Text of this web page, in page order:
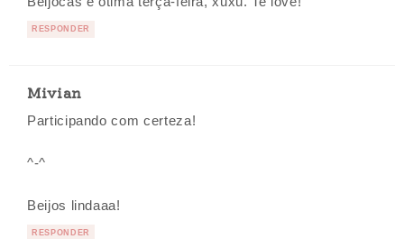
RESPONDER
Mivian
Participando com certeza!
^-^
Beijos lindaaa!
RESPONDER